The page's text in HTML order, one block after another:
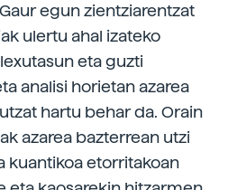
egun zientziarentzat
ulertu ahal izateko
eta guzti
analisi horietan azarea
hartu behar da. Orain
azarea bazterrean utzi
kuantikoa etorritakoan